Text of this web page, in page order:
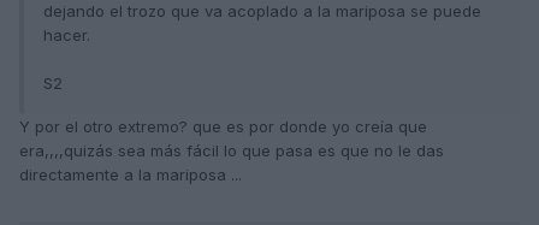
dejando el trozo que va acoplado a la mariposa se puede
hacer.
S2
Y por el otro extremo? que es por donde yo creía que
era,,,,quizás sea más fácil lo que pasa es que no le das
directamente a la mariposa ...